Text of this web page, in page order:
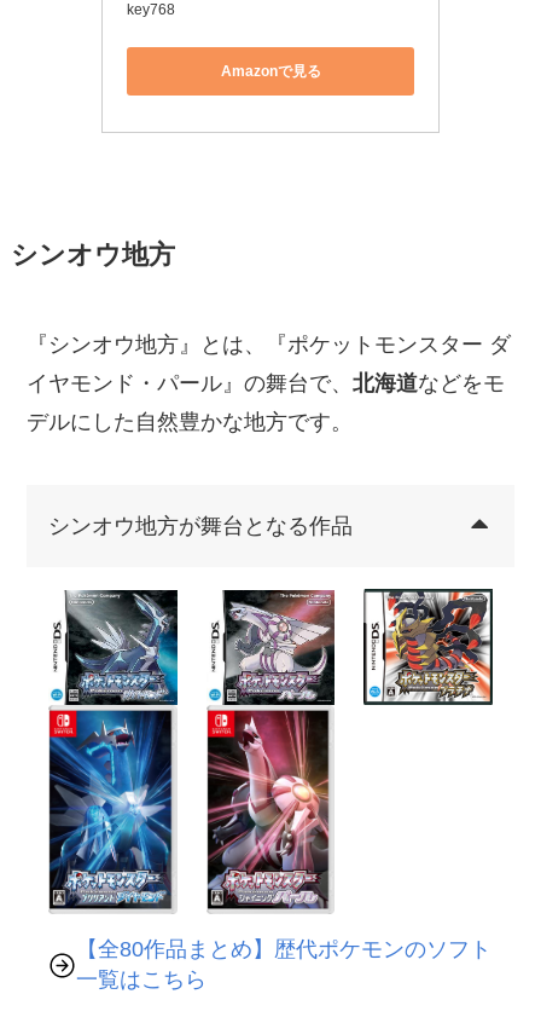
key768
Amazonで見る
シンオウ地方
『シンオウ地方』とは、『ポケットモンスター ダ
イヤモンド・パール』の舞台で、北海道などをモ
デルにした自然豊かな地方です。
シンオウ地方が舞台となる作品
【全80作品まとめ】歴代ポケモンのソフト
一覧はこちら